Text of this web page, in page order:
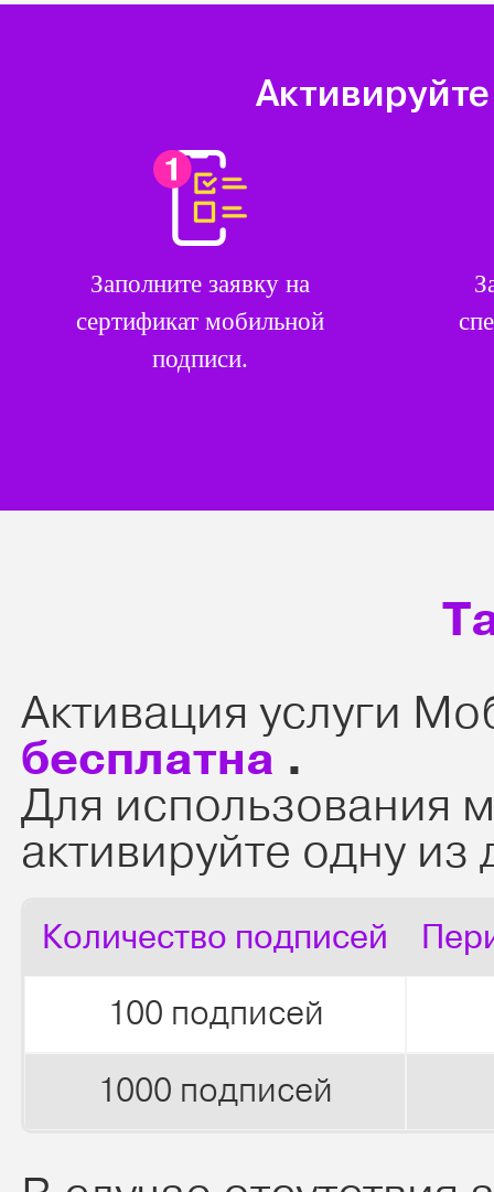
Заполните заявку на
сертификат мобильной
подписи.
Активация услуги
бесплатна .
Для использования
активируйте одну
Количество подписей
100 подписей
1000 подписей